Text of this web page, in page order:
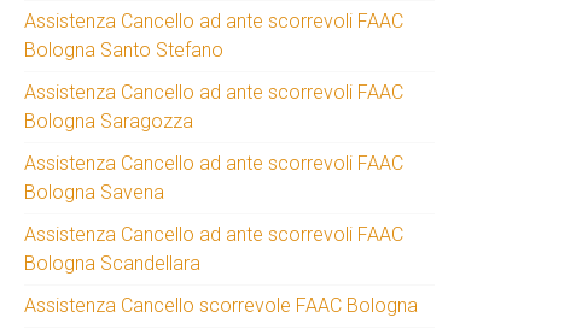
Assistenza Cancello ad ante scorrevoli FAAC
Bologna Santo Stefano
Assistenza Cancello ad ante scorrevoli FAAC
Bologna Saragozza
Assistenza Cancello ad ante scorrevoli FAAC
Bologna Savena
Assistenza Cancello ad ante scorrevoli FAAC
Bologna Scandellara
Assistenza Cancello scorrevole FAAC Bologna